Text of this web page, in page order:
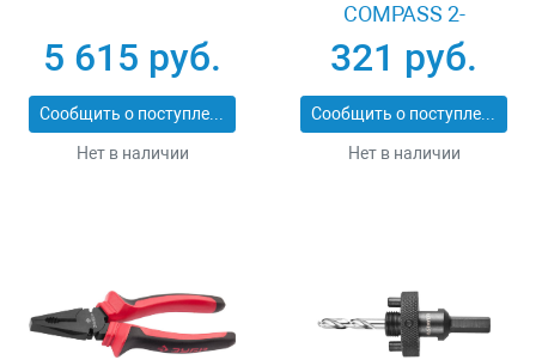
5 615 руб.
Сообщить о поступлении
Нет в наличии
COMPASS 2-
15087_z02
321 руб.
Сообщить о поступлении
Нет в наличии